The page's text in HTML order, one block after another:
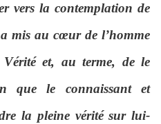
vers la contemplation de
mis au cœur de l’homme
et, au terme, de le
que le connaissant et
la pleine vérité sur lui-